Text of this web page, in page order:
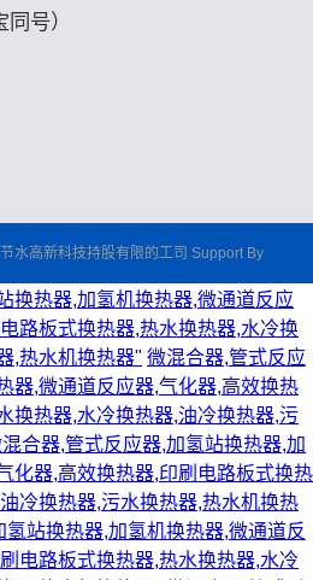
号）
水高新科技持股有限的工司 Support By
换热器,加氢机换热器,微通道反应
路板式换热器,热水换热器,水冷换
,热水机换热器" 微混合器,管式反应
器,微通道反应器,气化器,高效换热
换热器,水冷换热器,油冷换热器,污
合器,管式反应器,加氢站换热器,加
化器,高效换热器,印刷电路板式换热
冷换热器,污水换热器,热水机换热
站换热器,加氢机换热器,微通道反
电路板式换热器,热水换热器,水冷